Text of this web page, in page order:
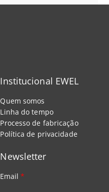
Institucional EWEL
Quem somos
Linha do tempo
Processo de fabricação
Política de privacidade
Newsletter
Email*